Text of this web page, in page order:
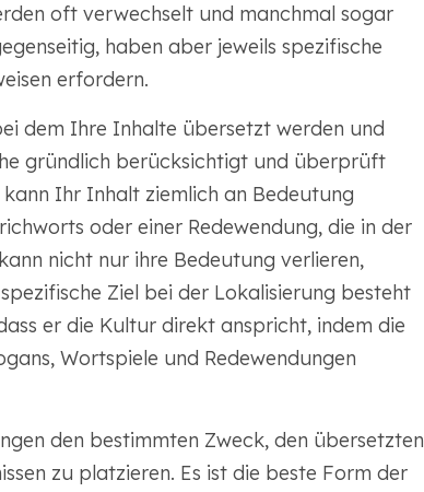
oft verwechselt und manchmal sogar
haben aber jeweils spezifische
erfordern.
dem Ihre Inhalte übersetzt werden und
gründlich berücksichtigt und überprüft
Ihr Inhalt ziemlich an Bedeutung
oder einer Redewendung, die in der
nicht nur ihre Bedeutung verlieren,
Ziel bei der Lokalisierung besteht
er die Kultur direkt anspricht, indem die
Wortspiele und Redewendungen
den bestimmten Zweck, den übersetzten
zu platzieren. Es ist die beste Form der